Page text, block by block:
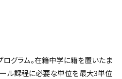
グラム。在籍中学に籍を置いたま
ール課程に必要な単位を最大3単位